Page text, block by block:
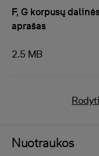
F, G korpusų
aprašas
2.5 MB
Nuotraukos